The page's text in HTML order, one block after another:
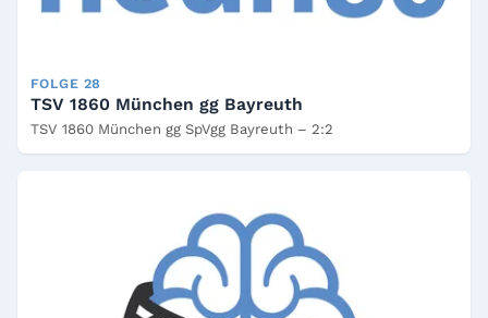
FOLGE 28
TSV 1860 München gg Bayreuth
TSV 1860 München gg SpVgg Bayreuth – 2:2